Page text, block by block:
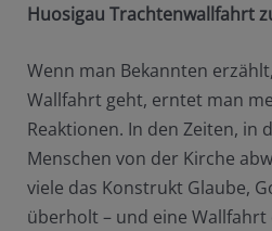
Huosigau Trachtenwallfahrt
Wenn man Bekannten
Wallfahrt geht, erntet man
Reaktionen. In den Zeiten, in
Menschen von der Kirche
viele das Konstrukt Glaube,
überholt – und eine